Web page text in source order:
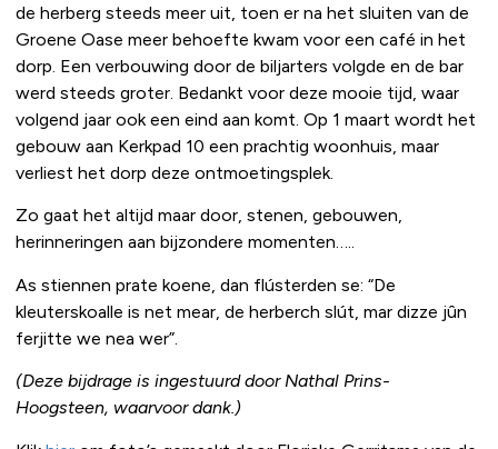
de herberg steeds meer uit, toen er na het sluiten van de
Groene Oase meer behoefte kwam voor een café in het
dorp. Een verbouwing door de biljarters volgde en de bar
werd steeds groter. Bedankt voor deze mooie tijd, waar
volgend jaar ook een eind aan komt. Op 1 maart wordt het
gebouw aan Kerkpad 10 een prachtig woonhuis, maar
verliest het dorp deze ontmoetingsplek.
Zo gaat het altijd maar door, stenen, gebouwen,
herinneringen aan bijzondere momenten…..
As stiennen prate koene, dan flústerden se: “De
kleuterskoalle is net mear, de herberch slút, mar dizze jûn
ferjitte we nea wer”.
(Deze bijdrage is ingestuurd door Nathal Prins-
Hoogsteen, waarvoor dank.)